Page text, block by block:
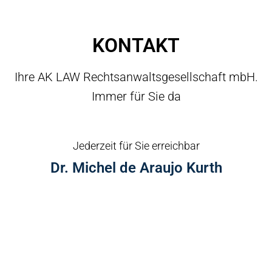
KONTAKT
Ihre AK LAW Rechtsanwaltsgesellschaft mbH.
Immer für Sie da
Jederzeit für Sie erreichbar
Dr. Michel de Araujo Kurth